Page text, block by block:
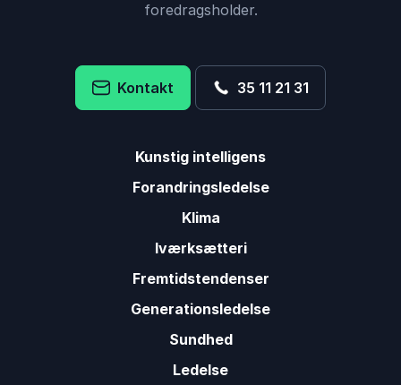
foredragsholder.
Kontakt 35 11 21 31
Kunstig intelligens
Forandringsledelse
Klima
Iværksætteri
Fremtidstendenser
Generationsledelse
Sundhed
Ledelse